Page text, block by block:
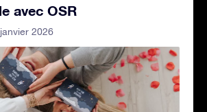
avec OSR
2026